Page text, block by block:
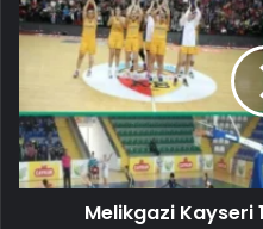
Melikgazi Kayseri